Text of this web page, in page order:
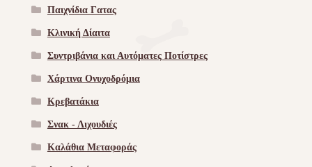
Παιχνίδια Γατας
Κλινική Δίαιτα
Συντριβάνια και Αυτόματες Ποτίστρες
Χάρτινα Ονυχοδρόμια
Κρεβατάκια
Σνακ - Λιχουδιές
Καλάθια Μεταφοράς